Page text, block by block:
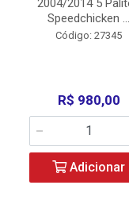
Speedchicken ...
Código: 27345
R$ 980,00
Adicionar